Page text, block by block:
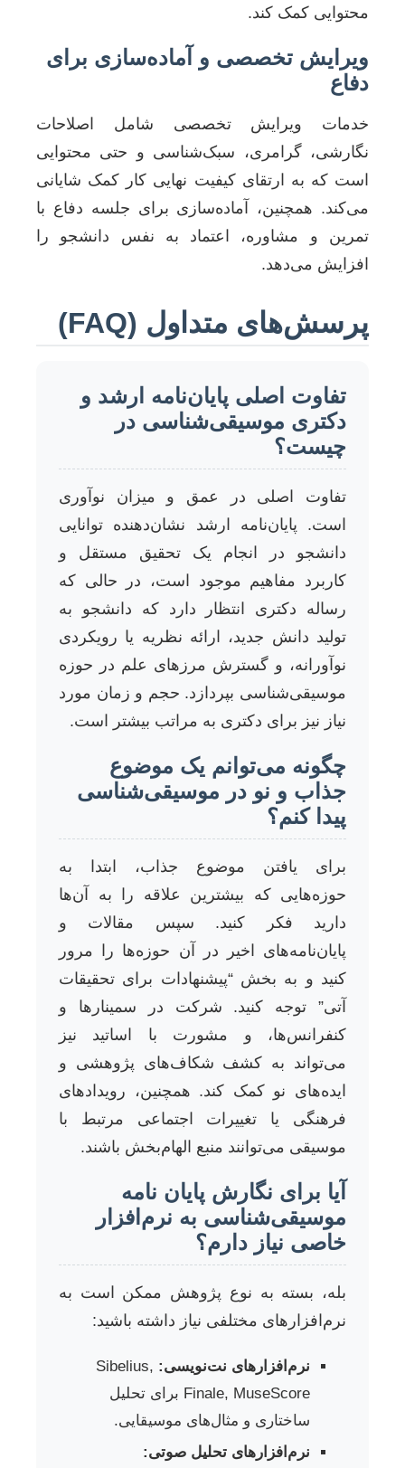
محتوایی کمک کند.
ویرایش تخصصی و آماده‌سازی برای
دفاع
خدمات ویرایش تخصصی شامل اصلاحات
نگارشی، گرامری، سبک‌شناسی و حتی محتوایی
است که به ارتقای کیفیت نهایی کار کمک شایانی
می‌کند. همچنین، آماده‌سازی برای جلسه دفاع با
تمرین و مشاوره، اعتماد به نفس دانشجو را
افزایش می‌دهد.
پرسش‌های متداول (FAQ)
تفاوت اصلی پایان‌نامه ارشد و
دکتری موسیقی‌شناسی در
چیست؟
تفاوت اصلی در عمق و میزان نوآوری
است. پایان‌نامه ارشد نشان‌دهنده توانایی
دانشجو در انجام یک تحقیق مستقل و
کاربرد مفاهیم موجود است، در حالی که
رساله دکتری انتظار دارد که دانشجو به
تولید دانش جدید، ارائه نظریه یا رویکردی
نوآورانه، و گسترش مرزهای علم در حوزه
موسیقی‌شناسی بپردازد. حجم و زمان مورد
نیاز نیز برای دکتری به مراتب بیشتر است.
چگونه می‌توانم یک موضوع
جذاب و نو در موسیقی‌شناسی
پیدا کنم؟
برای یافتن موضوع جذاب، ابتدا به
حوزه‌هایی که بیشترین علاقه را به آن‌ها
دارید فکر کنید. سپس مقالات و
پایان‌نامه‌های اخیر در آن حوزه‌ها را مرور
کنید و به بخش “پیشنهادات برای تحقیقات
آتی” توجه کنید. شرکت در سمینارها و
کنفرانس‌ها، و مشورت با اساتید نیز
می‌تواند به کشف شکاف‌های پژوهشی و
ایده‌های نو کمک کند. همچنین، رویدادهای
فرهنگی یا تغییرات اجتماعی مرتبط با
موسیقی می‌توانند منبع الهام‌بخش باشند.
آیا برای نگارش پایان نامه
موسیقی‌شناسی به نرم‌افزار
خاصی نیاز دارم؟
بله، بسته به نوع پژوهش ممکن است به
نرم‌افزارهای مختلفی نیاز داشته باشید:
نرم‌افزارهای نت‌نویسی: Sibelius,
Finale, MuseScore برای تحلیل
ساختاری و مثال‌های موسیقایی.
نرم‌افزارهای تحلیل صوتی: